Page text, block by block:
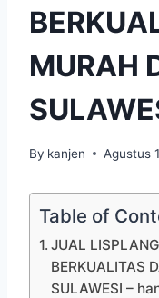
MURAH
By kanjen Agustus
Table of
JUAL
BERKUALITAS
SULAWESI –